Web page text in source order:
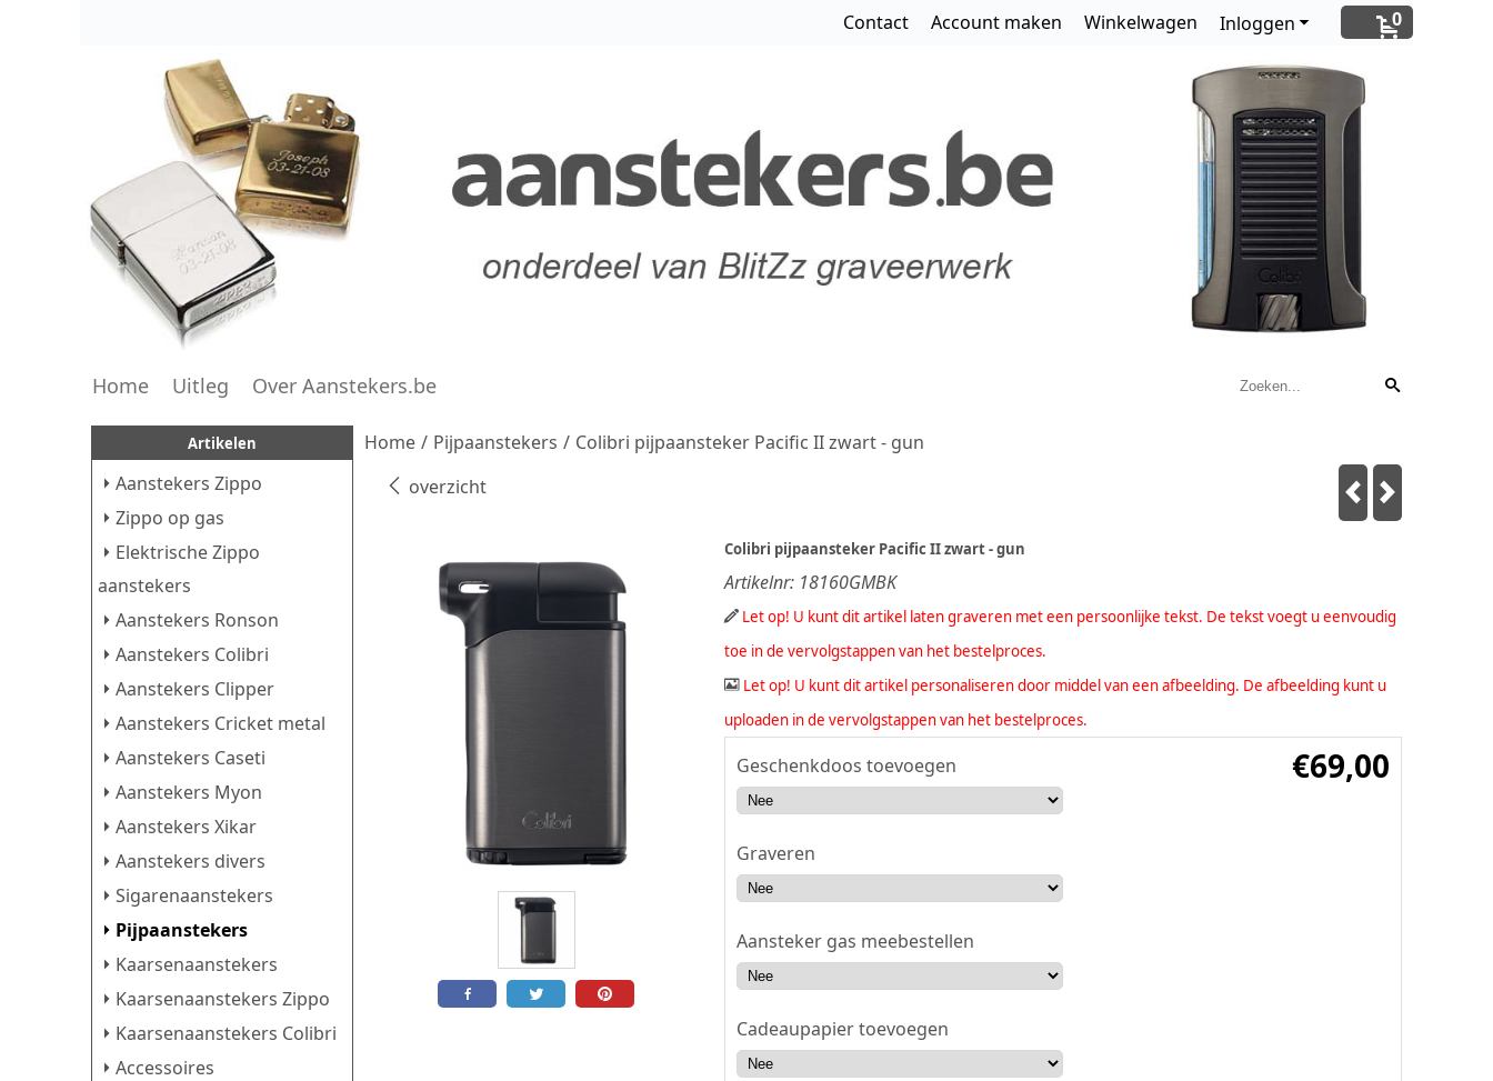
0
Inloggen
Contact Account maken Winkelwagen
Home Uitleg Over Aanstekers.be
Artikelen
Aanstekers Zippo
Zippo op gas
Elektrische Zippo
aanstekers
Aanstekers Ronson
Aanstekers Colibri
Aanstekers Clipper
Aanstekers Cricket metal
Aanstekers Caseti
Aanstekers Myon
Aanstekers Xikar
Aanstekers divers
Sigarenaanstekers
Pijpaanstekers
Kaarsenaanstekers
Kaarsenaanstekers Zippo
Kaarsenaanstekers Colibri
Accessoires
Home / Pijpaanstekers / Colibri pijpaansteker Pacific II zwart - gun
overzicht
Colibri pijpaansteker Pacific II zwart - gun
Artikelnr: 18160GMBK
Let op! U kunt dit artikel laten graveren met een persoonlijke tekst. De tekst voegt u eenvoudig
toe in de vervolgstappen van het bestelproces.
Let op! U kunt dit artikel personaliseren door middel van een afbeelding. De afbeelding kunt u
uploaden in de vervolgstappen van het bestelproces.
€69,00
Geschenkdoos toevoegen
Graveren
Aansteker gas meebestellen
Cadeaupapier toevoegen